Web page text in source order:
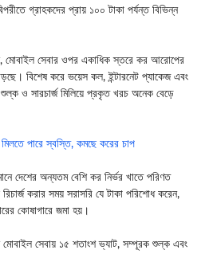
গ্রাহকদের প্রায় ১০০ টাকা পর্যন্ত বিভিন্ন
মোবাইল সেবার ওপর একাধিক স্তরে কর আরোপের
বিশেষ করে ভয়েস কল, ইন্টারনেট প্যাকেজ এবং
ও সারচার্জ মিলিয়ে প্রকৃত খরচ অনেক বেড়ে
মিলতে পারে স্বস্তি, কমছে করের চাপ
দেশের অন্যতম বেশি কর নির্ভর খাতে পরিণত
করার সময় সরাসরি যে টাকা পরিশোধ করেন,
কোষাগারে জমা হয়।
মোবাইল সেবায় ১৫ শতাংশ ভ্যাট, সম্পূরক শুল্ক এবং